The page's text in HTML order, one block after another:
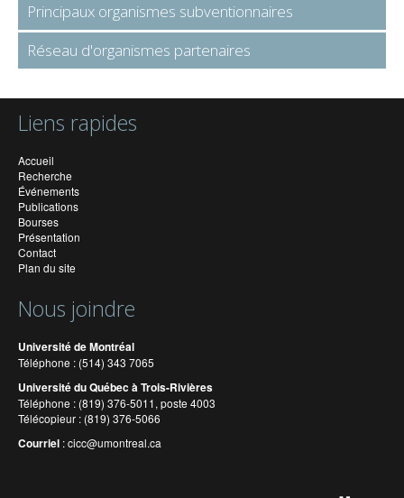
Principaux organismes subventionnaires
Réseau d'organismes partenaires
Liens rapides
Accueil
Recherche
Événements
Publications
Bourses
Présentation
Contact
Plan du site
Nous joindre
Université de Montréal
Téléphone : (514) 343 7065
Université du Québec à Trois-Rivières
Téléphone : (819) 376-5011, poste 4003
Télécopieur : (819) 376-5066
Courriel :cicc@umontreal.ca